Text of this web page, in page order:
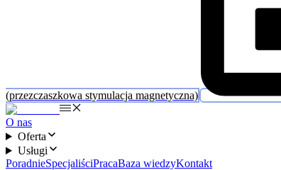
(przezczaszkowa stymulacja magnetyczna)
O nas
Oferta
Usługi
PoradnieSpecjaliściPracaBaza wiedzyKontakt